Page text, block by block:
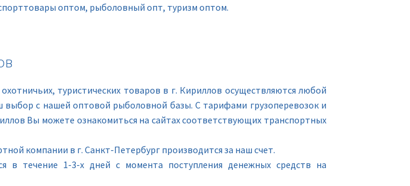
оптом, рыболовный опт, туризм оптом.
туристических товаров в г. Кириллов осуществляются любой
с нашей оптовой рыболовной базы. С тарифами грузоперевозок и
Вы можете ознакомиться на сайтах соответствующих транспортных
компании в г. Санкт-Петербург производится за наш счет.
в течение 1-3-х дней с момента поступления денежных средств на